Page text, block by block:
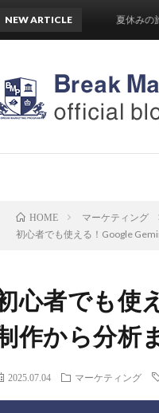
NEW ARTICLE夏休みの旅行代が
HOME
マーケティング
初心者でも使える！Google
心者でも使
作から分析
2025.07.04 マーケティング